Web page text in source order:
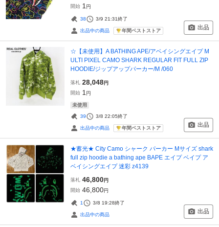
開始 1 円
38 3/9 21:31終了
出品中の商品 年間ベストストア 出品
☆【未使用】A BATHING APE/アベイシングエイプ M
ULTI PIXEL CAMO SHARK REGULAR FIT FULL ZIP
HOODIE/ジップアップパーカー/M /060
落札 28,048円
開始 1 円
未使用
39 3/8 22:05終了
出品中の商品 年間ベストストア 出品
★蓄光★ City Camo シャーク パーカー Mサイズ shark
full zip hoodie a bathing ape BAPE エイプ ベイプ ア
ベイシングエイプ 迷彩 z4139
落札 46,800円
開始 46,800円
1 3/8 19:28終了
出品中の商品 出品